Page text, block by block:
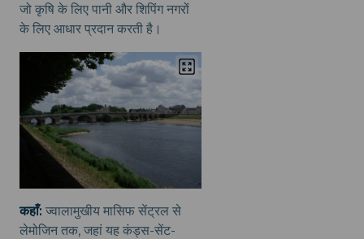
जो कृषि के लिए पानी और शिपिंग नगरों
के लिए आधार प्रदान करती है।
कहाँ: ज्वालामुखीय मासिफ सेंट्रल से
लेमोजिन तक, जहां यह कंड्स-सेंट-